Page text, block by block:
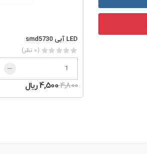
LED آبی smd5730
(0 نظر)
4,8004,500 ریال